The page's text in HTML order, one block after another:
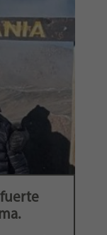
fuerte